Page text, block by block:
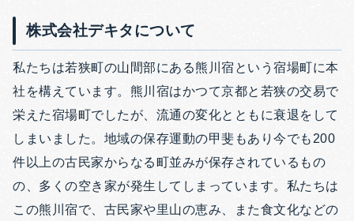
株式会社デキタについて
私たちは若狭町の山間部にある熊川宿という宿場町に本
社を構えています。熊川宿はかつて京都と若狭の交易で
栄えた宿場町でしたが、流通の変化とともに衰退をして
しまいました。地域の保存運動の甲斐もあり今でも200
件以上の古民家からなる町並みが保存されているもの
の、多くの空き家が発生してしまっています。私たちは
この熊川宿で、古民家や里山の恵み、また食文化などの